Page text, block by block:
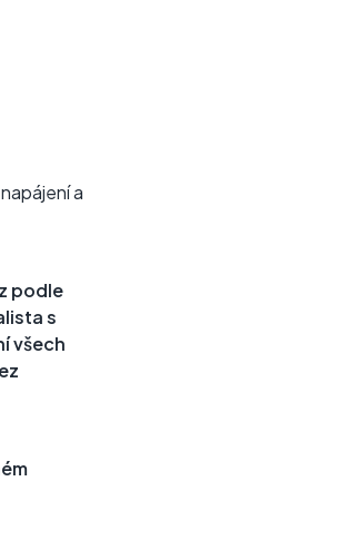
a
podle
s
všech